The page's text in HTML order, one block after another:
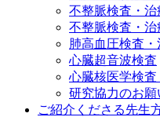
不整脈検査・治
不整脈検査・治
肺高血圧検査・
心臓超音波検査
心臓核医学検
研究協力のお願
ご紹介くださる先生